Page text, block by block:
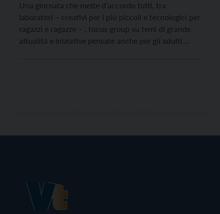
Una giornata che mette d’accordo tutti, tra
laboratori – creativi per i più piccoli e tecnologici per
ragazzi e ragazze – , focus group su temi di grande
attualità e iniziative pensate anche per gli adulti.